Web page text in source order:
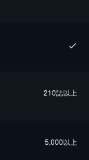
210誌以上
5,000以上